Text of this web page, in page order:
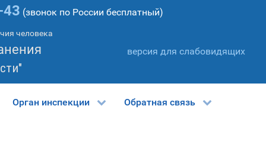
(звонок по России бесплатный)
человека
версия для слабовидящих
Орган инспекции Обратная связь